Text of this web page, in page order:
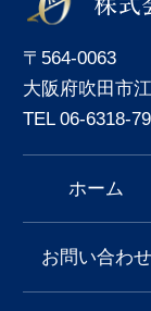
〒564-0063
大阪府吹田市
TEL 06-6318-
ホーム
お問い合わせ